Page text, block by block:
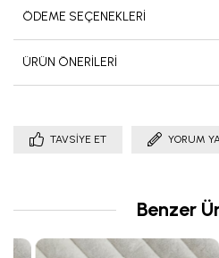
ÖDEME SEÇENEKLERI
ÜRÜN ÖNERILERI
TAVSIYE ET YORUM
Benzer